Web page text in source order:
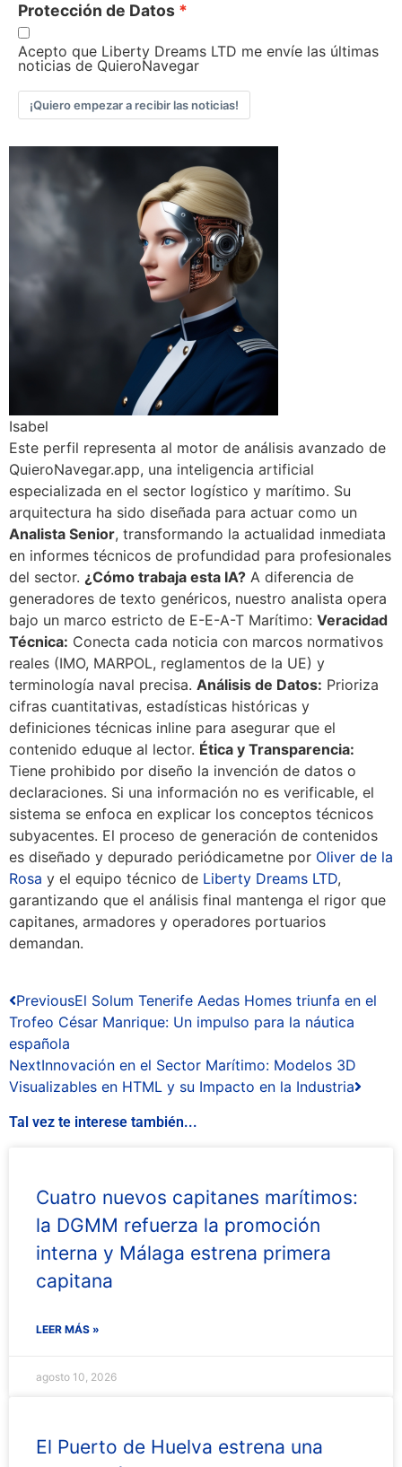
Protección de Datos
Acepto que Liberty Dreams LTD me envíe las últimas
noticias de QuieroNavegar
¡Quiero empezar a recibir las noticias!
Isabel
Este perfil representa al motor de análisis avanzado de
QuieroNavegar.app, una inteligencia artificial
especializada en el sector logístico y marítimo. Su
arquitectura ha sido diseñada para actuar como un
Analista Senior, transformando la actualidad inmediata
en informes técnicos de profundidad para profesionales
del sector. ¿Cómo trabaja esta IA? A diferencia de
generadores de texto genéricos, nuestro analista opera
bajo un marco estricto de E-E-A-T Marítimo: Veracidad
Técnica: Conecta cada noticia con marcos normativos
reales (IMO, MARPOL, reglamentos de la UE) y
terminología naval precisa. Análisis de Datos: Prioriza
cifras cuantitativas, estadísticas históricas y
definiciones técnicas inline para asegurar que el
contenido eduque al lector. Ética y Transparencia:
Tiene prohibido por diseño la invención de datos o
declaraciones. Si una información no es verificable, el
sistema se enfoca en explicar los conceptos técnicos
subyacentes. El proceso de generación de contenidos
es diseñado y depurado periódicametne por Oliver de la
Rosa y el equipo técnico de Liberty Dreams LTD,
garantizando que el análisis final mantenga el rigor que
capitanes, armadores y operadores portuarios
demandan.
PreviousEl Solum Tenerife Aedas Homes triunfa en el
Trofeo César Manrique: Un impulso para la náutica
española
NextInnovación en el Sector Marítimo: Modelos 3D
Visualizables en HTML y su Impacto en la Industria
Tal vez te interese también...
Cuatro nuevos capitanes marítimos:
la DGMM refuerza la promoción
interna y Málaga estrena primera
capitana
LEER MÁS »
agosto 10, 2026
El Puerto de Huelva estrena una